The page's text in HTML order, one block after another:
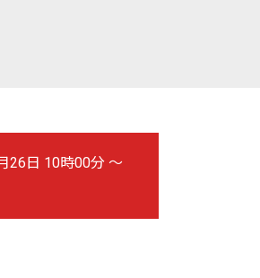
26日 10時00分 ～